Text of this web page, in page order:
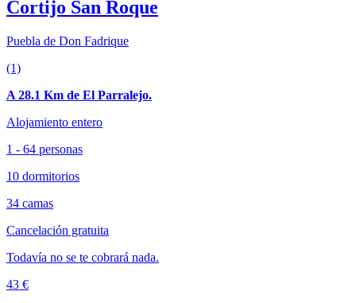
Cortijo San Roque
Puebla de Don Fadrique
(1)
A 28.1 Km de El Parralejo.
Alojamiento entero
1 - 64 personas
10 dormitorios
34 camas
Cancelación gratuita
Todavía no se te cobrará nada.
43 €